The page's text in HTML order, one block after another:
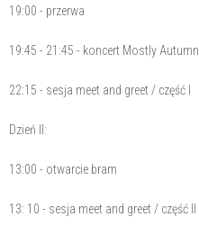
19:00 - przerwa
19:45 - 21:45 - koncert Mostly Autumn
22:15 - sesja meet and greet / część I
Dzień II:
13:00 - otwarcie bram
13: 10 - sesja meet and greet / część II